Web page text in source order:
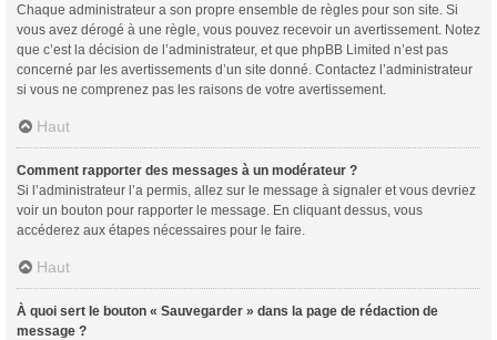
Chaque administrateur a son propre ensemble de règles pour son site. Si
vous avez dérogé à une règle, vous pouvez recevoir un avertissement. Notez
que c’est la décision de l’administrateur, et que phpBB Limited n’est pas
concerné par les avertissements d’un site donné. Contactez l’administrateur
si vous ne comprenez pas les raisons de votre avertissement.
Haut
Comment rapporter des messages à un modérateur ?
Si l’administrateur l’a permis, allez sur le message à signaler et vous devriez
voir un bouton pour rapporter le message. En cliquant dessus, vous
accéderez aux étapes nécessaires pour le faire.
Haut
À quoi sert le bouton « Sauvegarder » dans la page de rédaction de
message ?